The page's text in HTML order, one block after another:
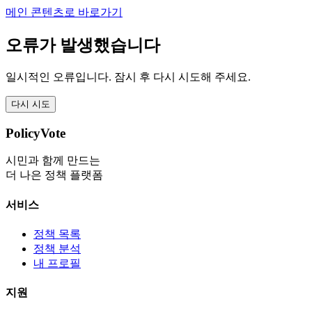
메인 콘텐츠로 바로가기
오류가 발생했습니다
일시적인 오류입니다. 잠시 후 다시 시도해 주세요.
다시 시도
PolicyVote
시민과 함께 만드는
더 나은 정책 플랫폼
서비스
정책 목록
정책 분석
내 프로필
지원